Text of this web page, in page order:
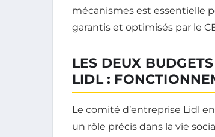
mécanismes est essentielle
garantis et optimisés par le
LES DEUX
LIDL :
Le comité d’entreprise Lidl
un rôle précis dans la vie